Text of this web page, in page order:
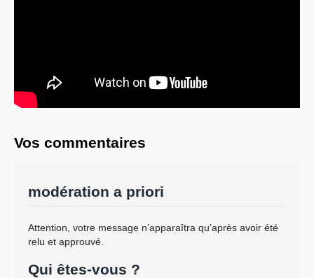
Vos commentaires
modération a priori
Attention, votre message n’apparaîtra qu’après avoir été
relu et approuvé.
Qui êtes-vous ?